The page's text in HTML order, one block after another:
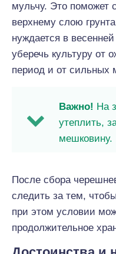
мульчу. Это поможет
верхнему слою
нуждается в
уберечь культуру от
период и от сильных
Важно! На
утеплить,
мешковину.
После сбора
следить за тем,
при этом условии
продолжительное